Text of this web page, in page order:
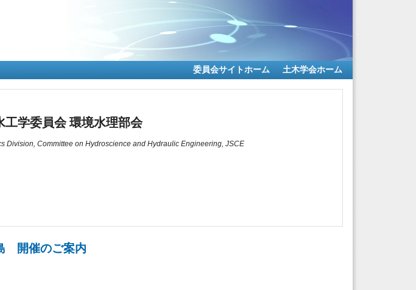
委員会サイトホーム 土木学会ホーム
工学委員会 環境水理部会
Division, Committee on Hydroscience and Hydraulic Engineering, JSCE
開催のご案内